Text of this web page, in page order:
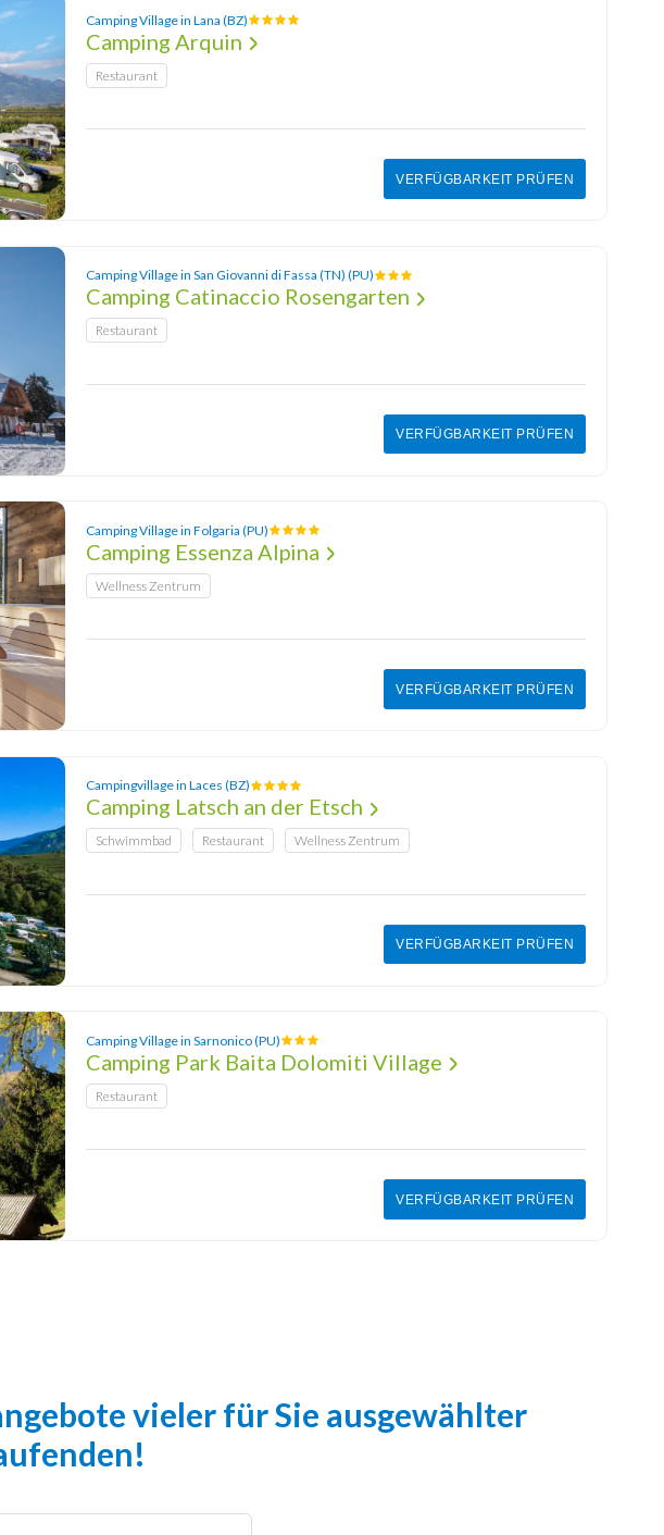
Camping Village in Lana (BZ)
Camping Arquin
Restaurant
VERFÜGBARKEIT PRÜFEN
Camping Village in San Giovanni di Fassa (TN) (PU)
Camping Catinaccio Rosengarten
Restaurant
VERFÜGBARKEIT PRÜFEN
Camping Village in Folgaria (PU)
Camping Essenza Alpina
Wellness Zentrum
VERFÜGBARKEIT PRÜFEN
Campingvillage in Laces (BZ)
Camping Latsch an der Etsch
Schwimmbad Restaurant Wellness Zentrum
VERFÜGBARKEIT PRÜFEN
Camping Village in Sarnonico (PU)
Camping Park Baita Dolomiti Village
Restaurant
VERFÜGBARKEIT PRÜFEN
vieler für Sie ausgewählter